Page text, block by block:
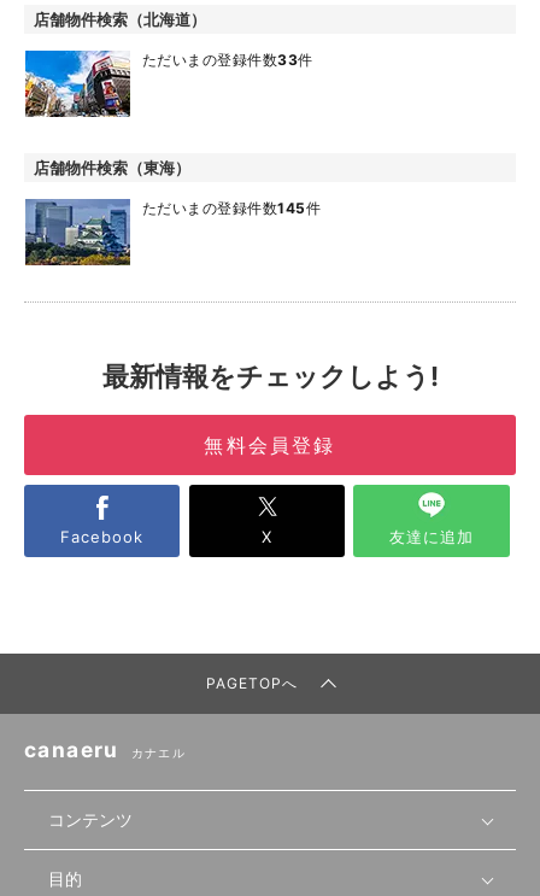
店舗物件検索（北海道）
ただいまの登録件数33件
店舗物件検索（東海）
ただいまの登録件数145件
最新情報をチェックしよう!
無料会員登録
Facebook X 友達に追加
PAGETOPへ
canaeru カナエル
コンテンツ
無料開業相談
目的